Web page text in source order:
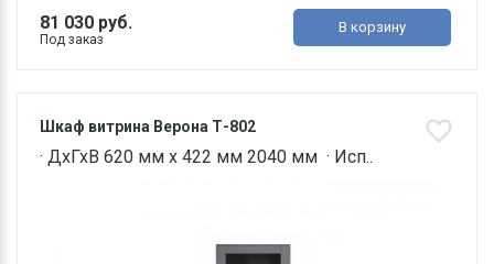
81 030 руб.
Под заказ
В корзину
Шкаф витрина Верона Т-802
· ДхГхВ 620 мм х 422 мм 2040 мм · Исп..